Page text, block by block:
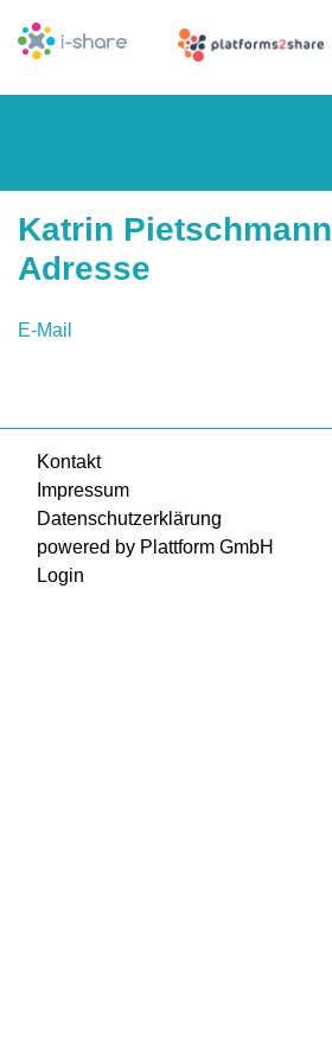
Katrin Pietschmann
Adresse
E-Mail
Kontakt
Impressum
Datenschutzerklärung
powered by Plattform GmbH
Login